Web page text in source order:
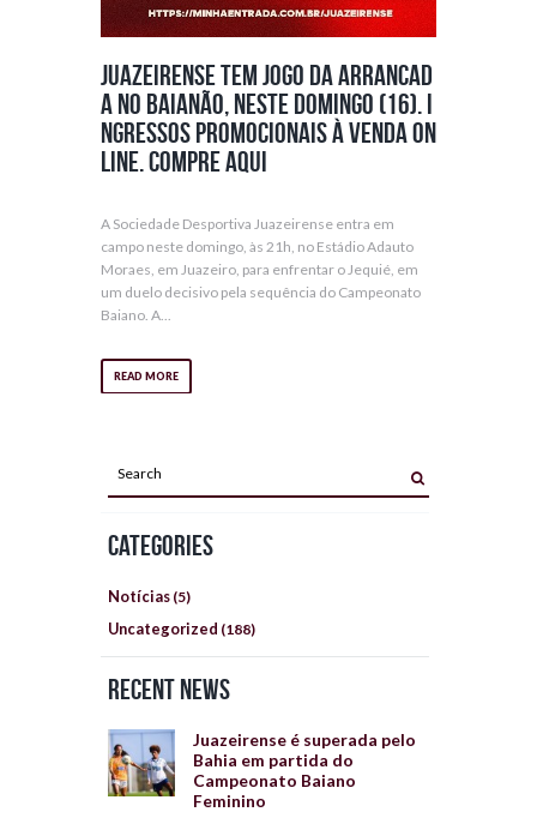
Juazeirense tem jogo da arrancad
a no baianão, neste domingo (16). I
ngressos promocionais à venda on
line. Compre aqui
A Sociedade Desportiva Juazeirense entra em
campo neste domingo, às 21h, no Estádio Adauto
Moraes, em Juazeiro, para enfrentar o Jequié, em
um duelo decisivo pela sequência do Campeonato
Baiano. A...
READ MORE
Categories
Notícias (5)
Uncategorized (188)
Recent News
Juazeirense é superada pelo
Bahia em partida do
Campeonato Baiano
Feminino